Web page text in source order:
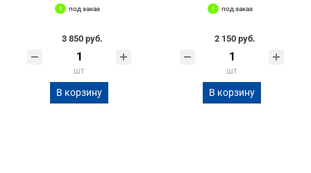
под заказ
3 850 руб.
шт
В корзину
под заказ
2 150 руб.
шт
В корзину